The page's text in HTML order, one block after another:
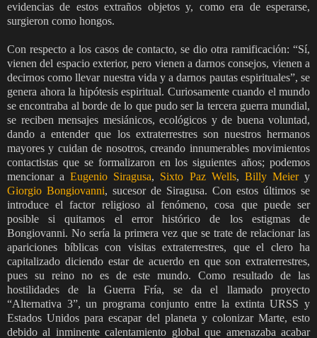
evidencias de estos extraños objetos y, como era de esperarse,
surgieron como hongos.
Con respecto a los casos de contacto, se dio otra ramificación: “Sí,
vienen del espacio exterior, pero vienen a darnos consejos, vienen a
decirnos como llevar nuestra vida y a darnos pautas espirituales”, se
genera ahora la hipótesis espiritual. Curiosamente cuando el mundo
se encontraba al borde de lo que pudo ser la tercera guerra mundial,
se reciben mensajes mesiánicos, ecológicos y de buena voluntad,
dando a entender que los extraterrestres son nuestros hermanos
mayores y cuidan de nosotros, creando innumerables movimientos
contactistas que se formalizaron en los siguientes años; podemos
mencionar aEugenio Siragusa, Sixto Paz Wells, Billy Meiery
Giorgio Bongiovanni, sucesor de Siragusa. Con estos últimos se
introduce el factor religioso al fenómeno, cosa que puede ser
posible si quitamos el error histórico de los estigmas de
Bongiovanni. No sería la primera vez que se trate de relacionar las
apariciones bíblicas con visitas extraterrestres, que el clero ha
capitalizado diciendo estar de acuerdo en que son extraterrestres,
pues su reino no es de este mundo. Como resultado de las
hostilidades de la Guerra Fría, se da el llamado proyecto
“Alternativa 3”, un programa conjunto entre la extinta URSS y
Estados Unidos para escapar del planeta y colonizar Marte, esto
debido al inminente calentamiento global que amenazaba acabar